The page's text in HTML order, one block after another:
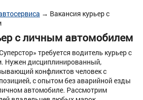
→ Вакансия курьер с
с личным автомобилем
требуется водитель курьер с
Нужен дисциплинированный,
конфликтов человек с
с опытом без аварийной езды
автомобиле. Рассмотрим